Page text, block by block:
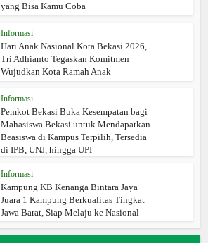
yang Bisa Kamu Coba
Informasi
Hari Anak Nasional Kota Bekasi 2026,
Tri Adhianto Tegaskan Komitmen
Wujudkan Kota Ramah Anak
Informasi
Pemkot Bekasi Buka Kesempatan bagi
Mahasiswa Bekasi untuk Mendapatkan
Beasiswa di Kampus Terpilih, Tersedia
di IPB, UNJ, hingga UPI
Informasi
Kampung KB Kenanga Bintara Jaya
Juara 1 Kampung Berkualitas Tingkat
Jawa Barat, Siap Melaju ke Nasional